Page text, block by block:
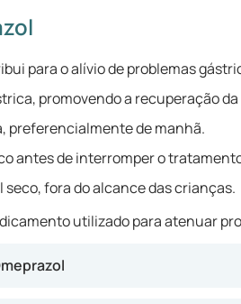
para o alívio de problemas
promovendo a recuperação
preferencialmente de manhã.
antes de interromper o
seco, fora do alcance das crianças.
utilizado para atenuar